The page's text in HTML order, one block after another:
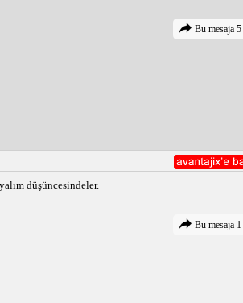
Bu mesaja
düşüncesindeler.
Bu mesaja